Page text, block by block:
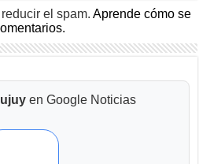
el spam.Aprende cómo se
en Google Noticias